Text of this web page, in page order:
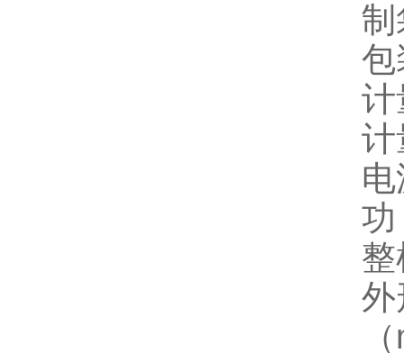
制
包
计
计
外